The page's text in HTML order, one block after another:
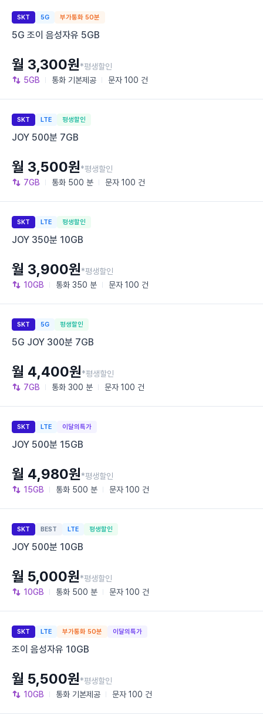
SKT 5G 부가통화 50분
5G 조이 음성자유 5GB
5GB 통화 기본제공 문자 100 건
월 3,300원*평생할인
SKT LTE 평생할인
JOY 500분 7GB
7GB 통화 500 분 문자 100 건
월 3,500원*평생할인
SKT LTE 평생할인
JOY 350분 10GB
10GB 통화 350 분 문자 100 건
월 3,900원*평생할인
SKT 5G 평생할인
5G JOY 300분 7GB
7GB 통화 300 분 문자 100 건
월 4,400원*평생할인
SKT LTE 이달의특가
JOY 500분 15GB
15GB 통화 500 분 문자 100 건
월 4,980원*평생할인
SKT BEST LTE 평생할인
JOY 500분 10GB
10GB 통화 500 분 문자 100 건
월 5,000원*평생할인
SKT LTE 부가통화 50분 이달의특가
조이 음성자유 10GB
10GB 통화 기본제공 문자 100 건
월 5,500원*평생할인